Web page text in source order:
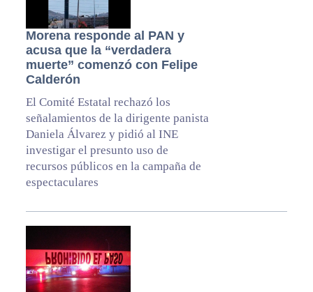
Morena responde al PAN y
acusa que la “verdadera
muerte” comenzó con Felipe
Calderón
El Comité Estatal rechazó los
señalamientos de la dirigente panista
Daniela Álvarez y pidió al INE
investigar el presunto uso de
recursos públicos en la campaña de
espectaculares